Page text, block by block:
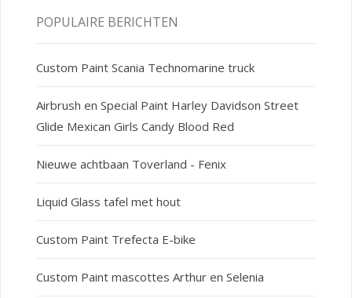
POPULAIRE BERICHTEN
Custom Paint Scania Technomarine truck
Airbrush en Special Paint Harley Davidson Street
Glide Mexican Girls Candy Blood Red
Nieuwe achtbaan Toverland - Fenix
Liquid Glass tafel met hout
Custom Paint Trefecta E-bike
Custom Paint mascottes Arthur en Selenia